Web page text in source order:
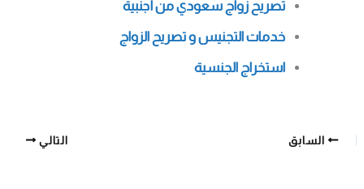
تصريح زواج سعودي من أجنبية
خدمات التجنيس و تصريح الزواج
استخراج الجنسية
السابق التالي